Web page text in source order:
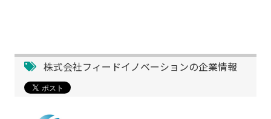
株式会社フィードイノベーションの企業情報